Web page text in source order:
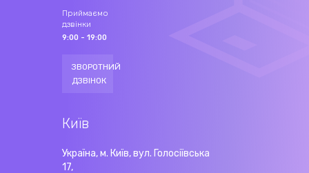
Приймаємо
дзвінки
9:00 - 19:00
ЗВОРОТНИЙ
ДЗВІНОК
Київ
Україна, м. Київ, вул. Голосіївська
17,